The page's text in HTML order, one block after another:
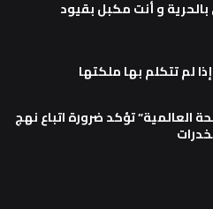
و أنت مكبل بقيود
لم تتكلم بها ملكتها
العالمية” تؤكد ضرورة اتباع نهج